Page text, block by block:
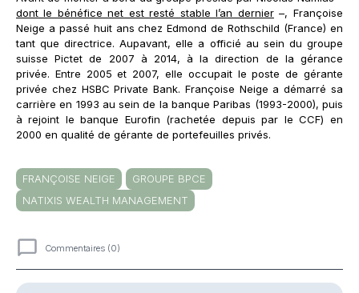
dont le bénéfice net est resté stable l’an dernier–, Françoise
Neige a passé huit ans chez Edmond de Rothschild (France) en
tant que directrice. Aupavant, elle a officié au sein du groupe
suisse Pictet de 2007 à 2014, à la direction de la gérance
privée. Entre 2005 et 2007, elle occupait le poste de gérante
privée chez HSBC Private Bank. Françoise Neige a démarré sa
carrière en 1993 au sein de la banque Paribas (1993-2000), puis
à rejoint le banque Eurofin (rachetée depuis par le CCF) en
2000 en qualité de gérante de portefeuilles privés.
FRANÇOISE NEIGE
GROUPE BPCE
NATIXIS WEALTH MANAGEMENT
Commentaires (0)